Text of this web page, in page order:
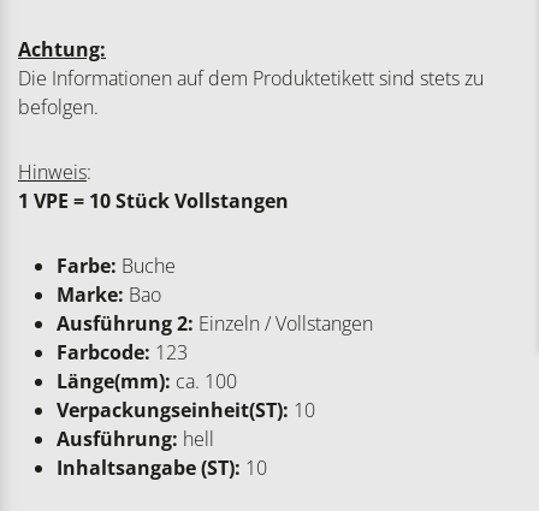
Achtung:
Die Informationen auf dem Produktetikett sind stets zu
befolgen.
Hinweis:
1 VPE = 10 Stück Vollstangen
Farbe: Buche
Marke: Bao
Ausführung 2: Einzeln / Vollstangen
Farbcode: 123
Länge(mm): ca. 100
Verpackungseinheit(ST): 10
Ausführung: hell
Inhaltsangabe (ST): 10